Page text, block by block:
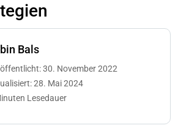
Bals
30. November 2022
28. Mai 2024
Lesedauer